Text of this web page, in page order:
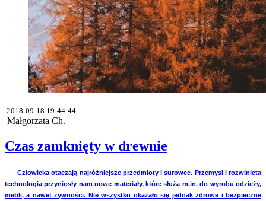
2018-09-18 19:44:44
Małgorzata Ch.
Czas zamknięty w drewnie
Człowieka otaczają najróżniejsze przedmioty i surowce. Przemysł i rozwinięta
technologia przyniosły nam nowe materiały, które służą m.in. do wyrobu odzieży,
mebli, a nawet żywności. Nie wszystko okazało się jednak zdrowe i bezpieczne